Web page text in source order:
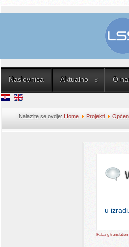
Naslovnica Aktualno O
Nalazite se ovdje: Home Projekti
u
FaLang